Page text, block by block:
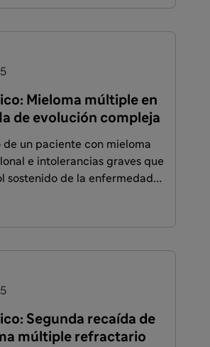
renal. Un espacio en el que
clave para optimizar
PARA PRESCRIBIR O DISPENSAR
Mieloma múltiple en
de evolución compleja
de un paciente con mieloma
e intolerancias graves que
sostenido de la enfermedad
PARA PRESCRIBIR O DISPENSAR
Segunda recaída de
múltiple refractario